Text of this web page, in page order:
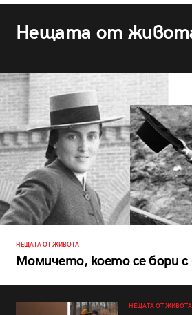
Нещата от
НЕЩАТА ОТ ЖИВОТА
Момичето, което се бори с
НЕЩАТА ОТ ЖИВОТА